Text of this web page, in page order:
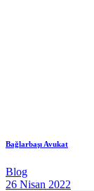
Bağlarbaşı Avukat
Blog
26 Nisan 2022